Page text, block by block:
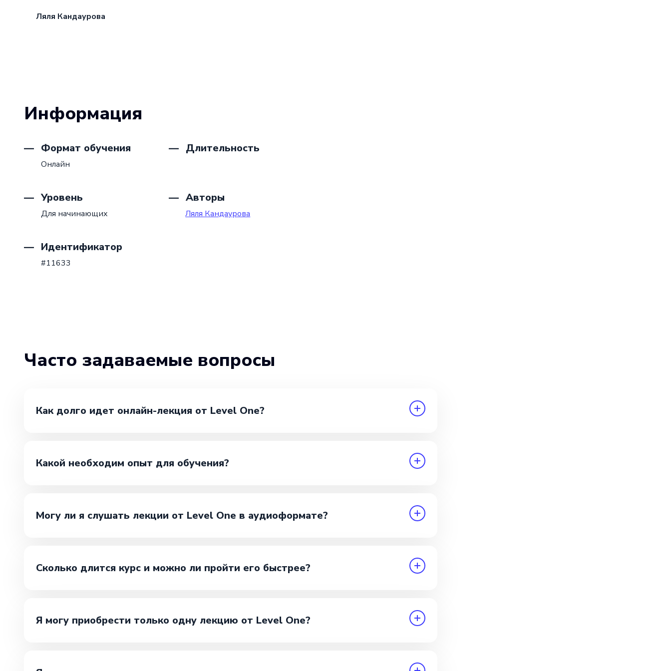
Ляля Кандаурова
Информация
Формат обучения
Онлайн
Длительность
Уровень
Для начинающих
Авторы
Ляля Кандаурова
Идентификатор
#11633
Часто задаваемые вопросы
Как долго идет онлайн-лекция от Level One?
Какой необходим опыт для обучения?
Могу ли я слушать лекции от Level One в аудиоформате?
Сколько длится курс и можно ли пройти его быстрее?
Я могу приобрести только одну лекцию от Level One?